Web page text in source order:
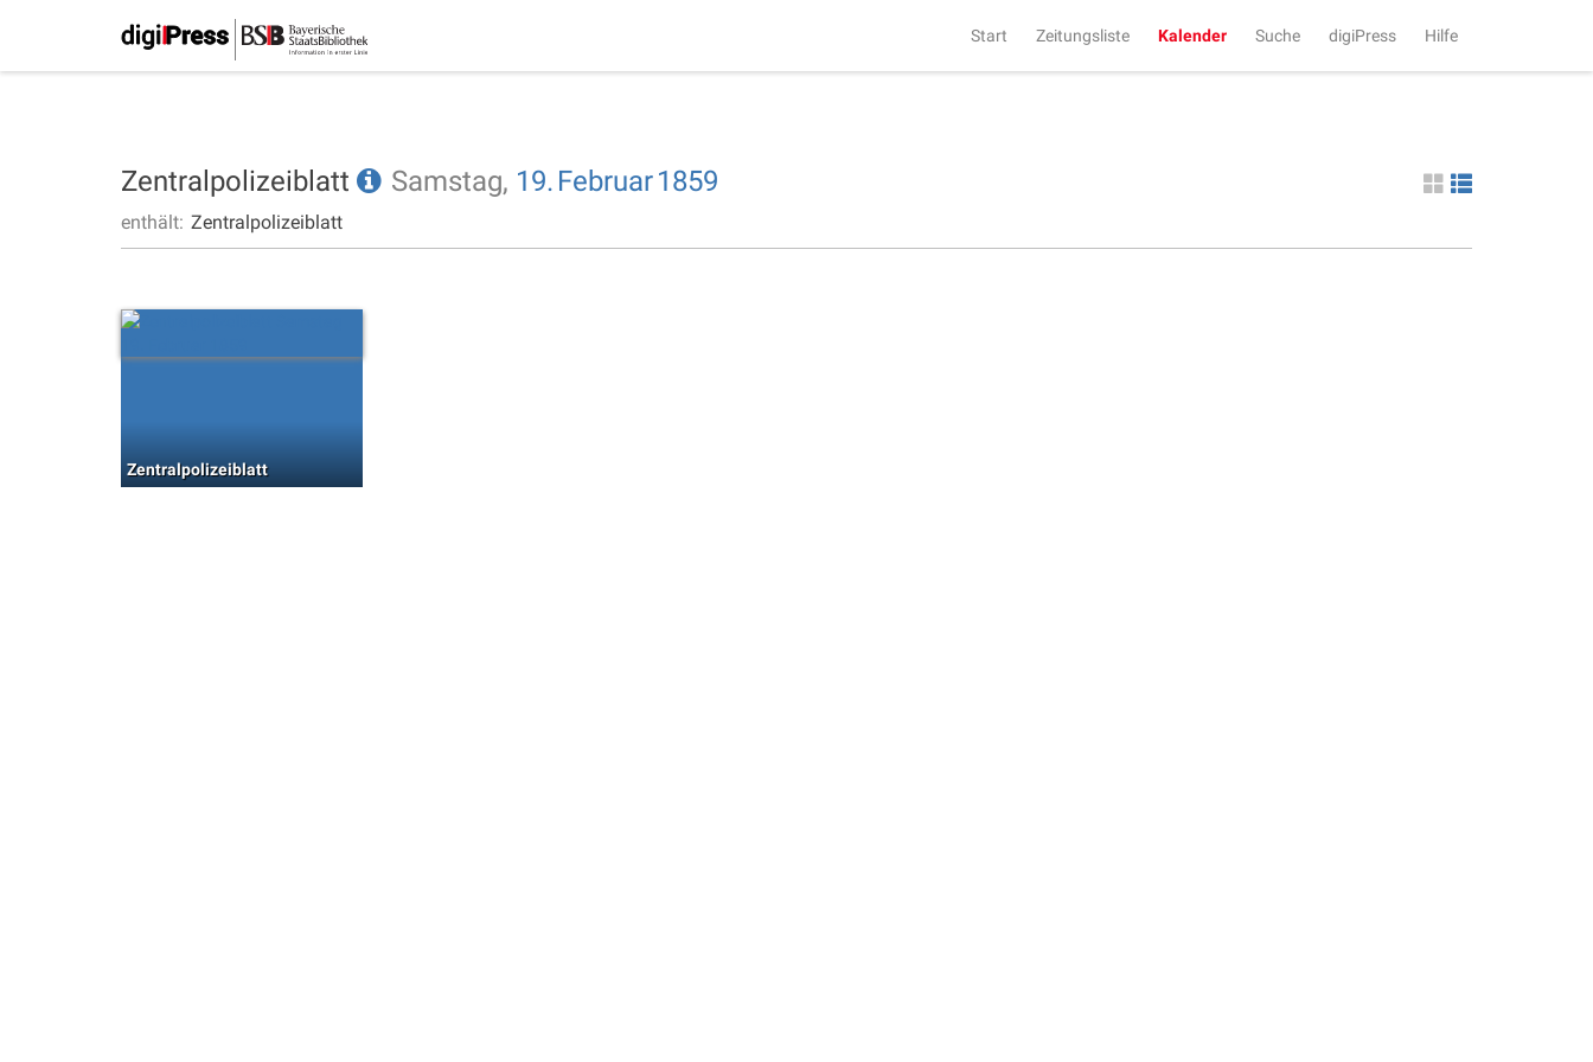
Start Zeitungsliste Kalender Suche digiPress Hilfe
Zentralpolizeiblatt Samstag, 19. Februar1859
enthält: Zentralpolizeiblatt
Zentralpolizeiblatt